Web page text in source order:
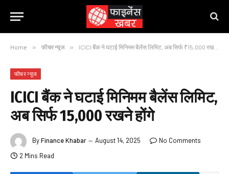
Home » फीचर न्यूज » ICICI बैंक ने घटाई मिनिमम बैलेंस लिमिट, अब सिर्फ ₹15,000 रखने होंगे
फीचर न्यूज
ICICI बैंक ने घटाई मिनिमम बैलेंस लिमिट,
अब सिर्फ ₹15,000 रखने होंगे
ByFinance Khabar August 14, 2025
No Comments
2 Mins Read